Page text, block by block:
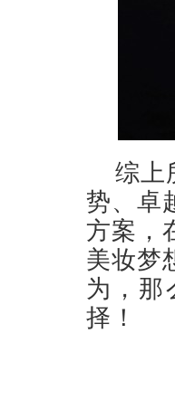
综上
势、卓
方案，
美妆梦
为，那
择！